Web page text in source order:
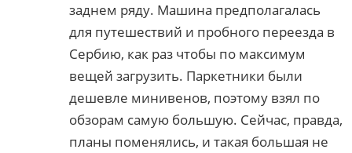
заднем ряду. Машина предполагалась
для путешествий и пробного переезда в
Сербию, как раз чтобы по максимум
вещей загрузить. Паркетники были
дешевле минивенов, поэтому взял по
обзорам самую большую. Сейчас, правда,
планы поменялись, и такая большая не